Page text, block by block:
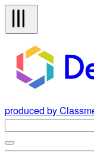
produced by